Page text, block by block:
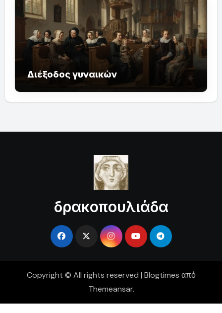
Διέξοδος γυναικών
δρακοπουλιάδα
Copyright © All rights reserved | Blogtimes από
Themeansar.